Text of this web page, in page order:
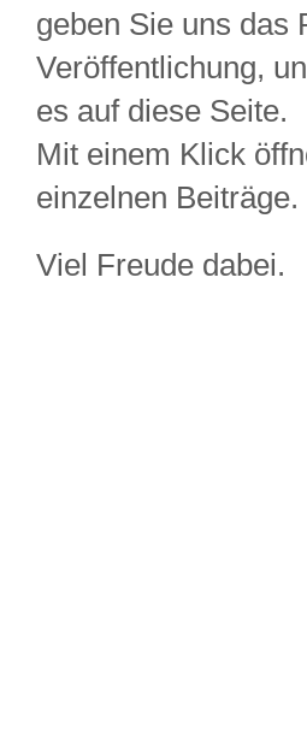
geben Sie uns das
Veröffentlichung,
es auf diese Seite.
Mit einem Klick
einzelnen Beiträge.
Viel Freude dabei.